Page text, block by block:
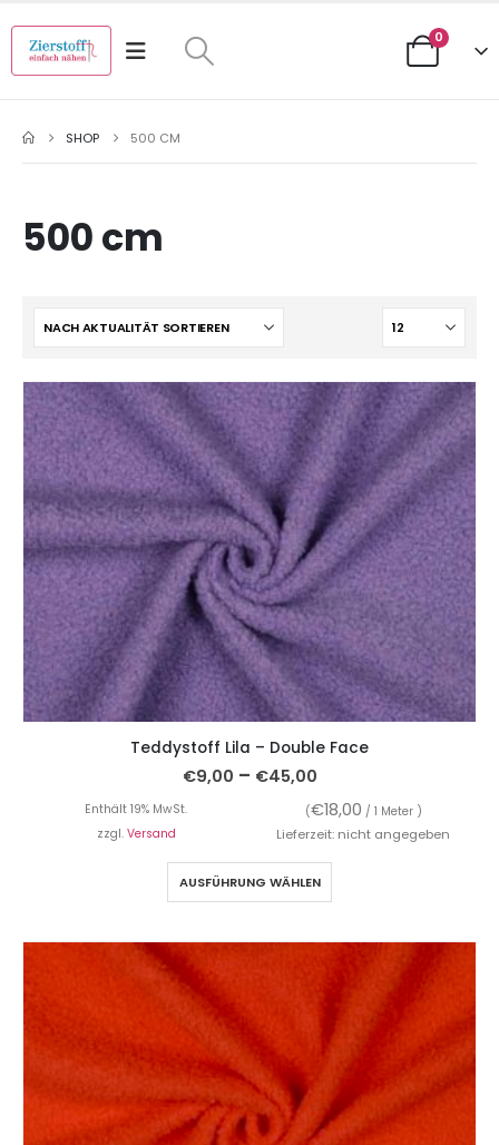
0
SHOP 500 CM
500 cm
Teddystoff Lila – Double Face
€9,00 – €45,00
Enthält 19% MwSt. (€18,00 / 1 Meter )
zzgl. Versand Lieferzeit: nicht angegeben
AUSFÜHRUNG WÄHLEN